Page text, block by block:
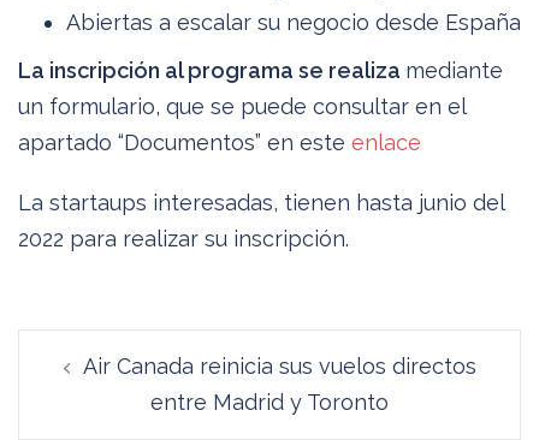
Abiertas a escalar su negocio desde España
La inscripción al programa se realiza mediante
un formulario, que se puede consultar en el
apartado “Documentos” en este enlace
La startaups interesadas, tienen hasta junio del
2022 para realizar su inscripción.
entradas
Air Canada reinicia sus vuelos directos
entre Madrid y Toronto